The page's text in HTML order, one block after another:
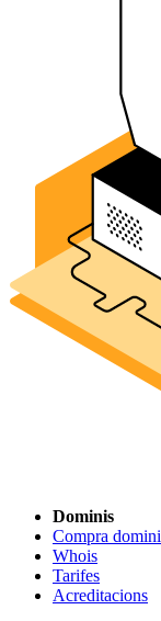
Dominis
Compra domini
Whois
Tarifes
Acreditacions